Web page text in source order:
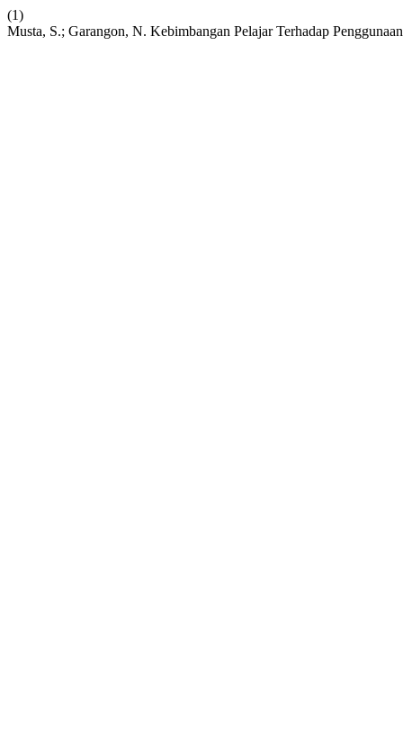
(1)
Musta, S.; Garangon, N. Kebimbangan Pelajar Terhadap